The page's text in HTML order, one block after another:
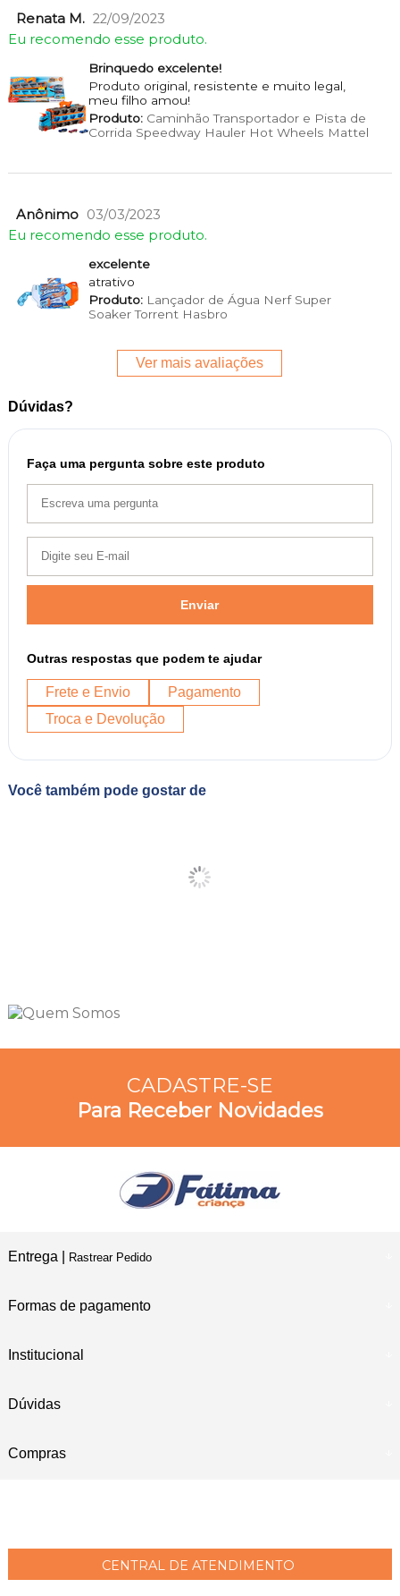
Renata M. 22/09/2023
Eu recomendo esse produto.
Brinquedo excelente!
Produto original, resistente e muito legal,
meu filho amou!
Produto:Caminhão Transportador e Pista de
Corrida Speedway Hauler Hot Wheels Mattel
Anônimo 03/03/2023
Eu recomendo esse produto.
excelente
atrativo
Produto:Lançador de Água Nerf Super
Soaker Torrent Hasbro
Ver mais avaliações
Dúvidas?
Faça uma pergunta sobre este produto
Enviar
Outras respostas que podem te ajudar
Frete e Envio
Pagamento
Troca e Devolução
Você também pode gostar de
CADASTRE-SE
Para Receber Novidades
Entrega | Rastrear Pedido
Formas de pagamento
Institucional
Dúvidas
Compras
CENTRAL DE ATENDIMENTO